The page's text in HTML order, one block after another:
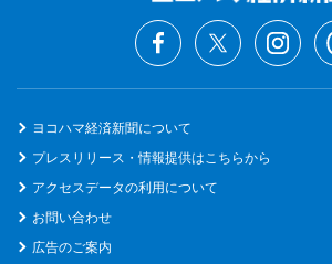
ヨコハマ経済新聞について
プレスリリース・情報提供はこちらから
アクセスデータの利用について
お問い合わせ
広告のご案内